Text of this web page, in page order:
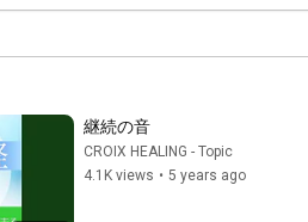
継続の音
CROIX HEALING - Topic
4.1K views • 5 years ago